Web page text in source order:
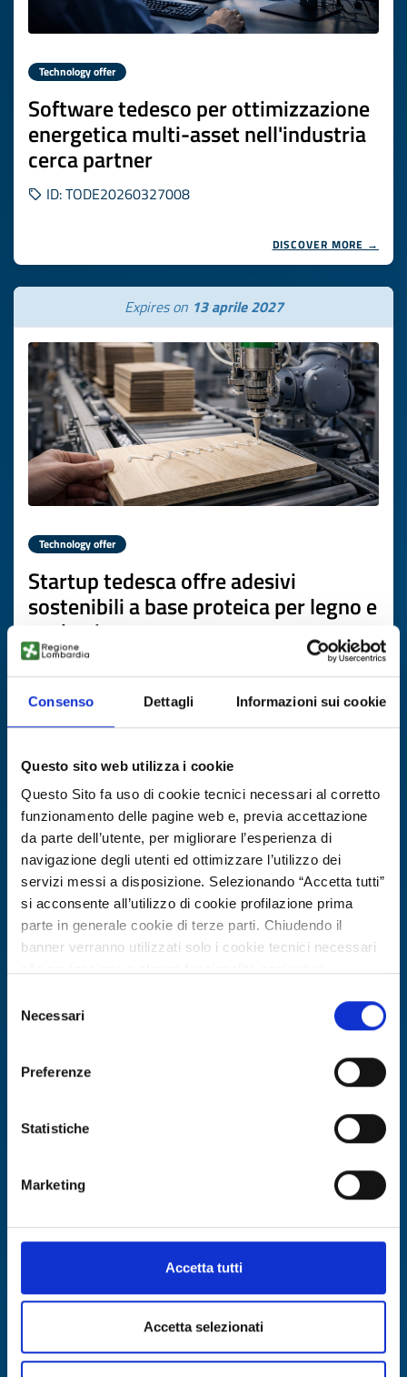
Consenso Dettagli Informazioni sui cookie
Questo sito web utilizza i cookie
Questo Sito fa uso di cookie tecnici necessari al corretto
funzionamento delle pagine web e, previa accettazione
da parte dell’utente, per migliorare l’esperienza di
navigazione degli utenti ed ottimizzare l’utilizzo dei
servizi messi a disposizione. Selezionando “Accetta tutti”
si acconsente all’utilizzo di cookie profilazione prima
parte in generale cookie di terze parti. Chiudendo il
banner verranno utilizzati solo i cookie tecnici necessari
Per conoscere i dettagli, consulta la nostra cookie policy.
https://www.openinnovation.regione.lombardia.it/it/co
https://www.openinnovation.regione.lombardia.it/it/pr
delNecessari
Preferenze
Statistiche
Marketing
Accetta tutti
Accetta selezionati
Technology offer
Software tedesco per ottimizzazione
energetica multi-asset nell'industria
cerca partner
ID: TODE20260327008
DISCOVER MORE →
Expires on 13 aprile 2027
Technology offer
Startup tedesca offre adesivi
sostenibili a base proteica per legno e
packaging
ID: TODE20260331024
Technology offer
WebAR per turismo intelligente e
ID: TODE20260417001
DISCOVER MORE →